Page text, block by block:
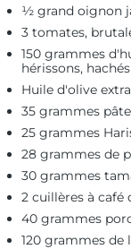
½ grand oignon
3 tomates,
150 grammes
hérissons, hachés
Huile d'olive
35 grammes
25 grammes
28 grammes de
30 grammes
2 cuillères à café
40 grammes
120 grammes de